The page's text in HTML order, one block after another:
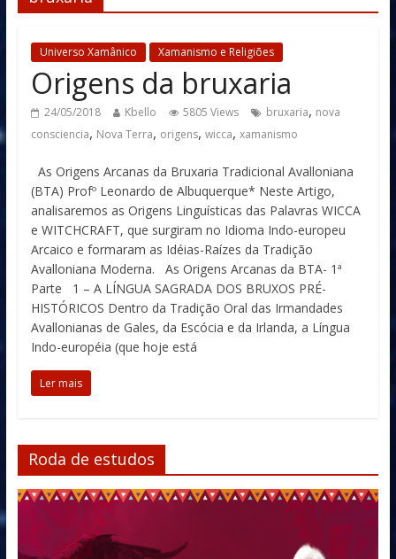
Universo Xamânico Xamanismo e Religiões
Origens da bruxaria
24/05/2018 Kbello 5805 Views bruxaria, nova
consciencia, Nova Terra, origens, wicca, xamanismo
As Origens Arcanas da Bruxaria Tradicional Avalloniana
(BTA) Profº Leonardo de Albuquerque* Neste Artigo,
analisaremos as Origens Linguísticas das Palavras WICCA
e WITCHCRAFT, que surgiram no Idioma Indo-europeu
Arcaico e formaram as Idéias-Raízes da Tradição
Avalloniana Moderna. As Origens Arcanas da BTA- 1ª
Parte 1 – A LÍNGUA SAGRADA DOS BRUXOS PRÉ-
HISTÓRICOS Dentro da Tradição Oral das Irmandades
Avallonianas de Gales, da Escócia e da Irlanda, a Língua
Indo-européia (que hoje está
Ler mais
Roda de estudos